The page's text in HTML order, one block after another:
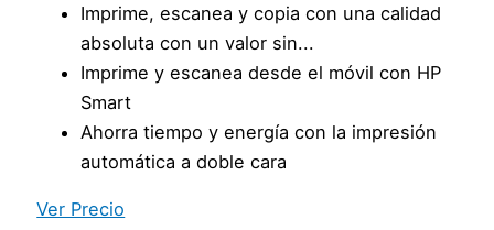
Imprime, escanea y copia con una calidad
absoluta con un valor sin...
Imprime y escanea desde el móvil con HP
Smart
Ahorra tiempo y energía con la impresión
automática a doble cara
Ver Precio